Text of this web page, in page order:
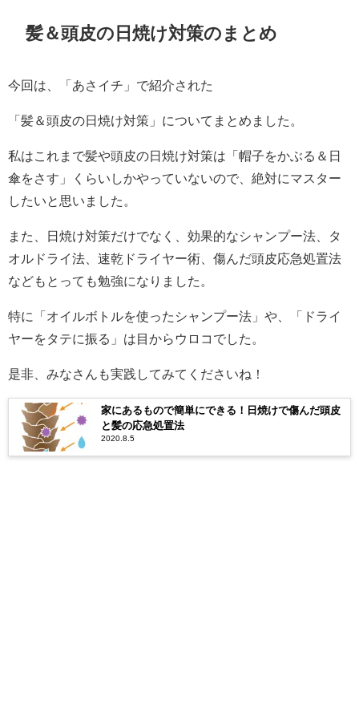
髪＆頭皮の日焼け対策のまとめ
今回は、「あさイチ」で紹介された
「髪＆頭皮の日焼け対策」についてまとめました。
私はこれまで髪や頭皮の日焼け対策は「帽子をかぶる＆日
傘をさす」くらいしかやっていないので、絶対にマスター
したいと思いました。
また、日焼け対策だけでなく、効果的なシャンプー法、タ
オルドライ法、速乾ドライヤー術、傷んだ頭皮応急処置法
などもとっても勉強になりました。
特に「オイルボトルを使ったシャンプー法」や、「ドライ
ヤーをタテに振る」は目からウロコでした。
是非、みなさんも実践してみてくださいね！
家にあるもので簡単にできる！日焼けで傷んだ頭皮
と髪の応急処置法
2020.8.5